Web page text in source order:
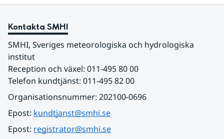
Kontakta SMHI
SMHI, Sveriges meteorologiska och hydrologiska
institut
Reception och växel: 011-495 80 00
Telefon kundtjänst: 011-495 82 00
Organisationsnummer: 202100-0696
Epost: kundtjanst@smhi.se
Epost: registrator@smhi.se